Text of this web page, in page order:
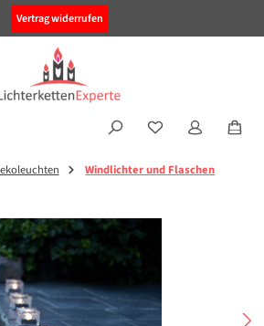
Vertrag widerrufen
Windlichter und Flaschen